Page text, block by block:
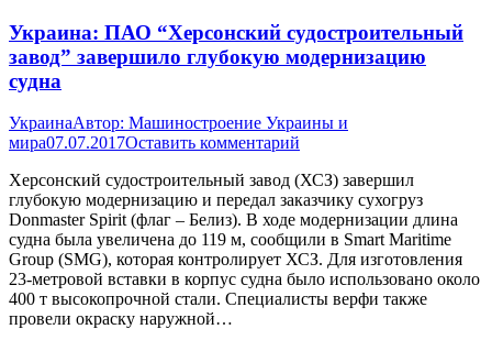
Украина: ПАО “Херсонский судостроительный
завод” завершило глубокую модернизацию
судна
УкраинаАвтор: Машиностроение Украины и
мира07.07.2017Оставить комментарий
Херсонский судостроительный завод (ХСЗ) завершил
глубокую модернизацию и передал заказчику сухогруз
Donmaster Spirit (флаг – Белиз). В ходе модернизации длина
судна была увеличена до 119 м, сообщили в Smart Maritime
Group (SMG), которая контролирует ХСЗ. Для изготовления
23-метровой вставки в корпус судна было использовано около
400 т высокопрочной стали. Специалисты верфи также
провели окраску наружной…